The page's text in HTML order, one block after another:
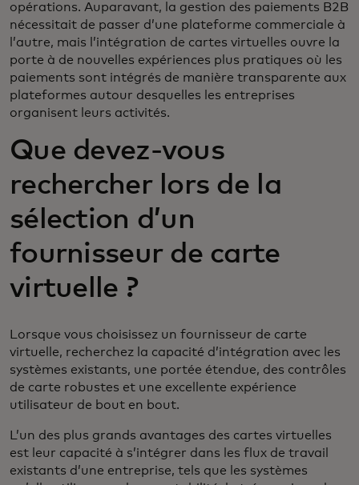
opérations. Auparavant, la gestion des paiements B2B
nécessitait de passer d’une plateforme commerciale à
l’autre, mais l’intégration de cartes virtuelles ouvre la
porte à de nouvelles expériences plus pratiques où les
paiements sont intégrés de manière transparente aux
plateformes autour desquelles les entreprises
organisent leurs activités.
Que devez-vous
rechercher lors de la
sélection d’un
fournisseur de carte
virtuelle ?
Lorsque vous choisissez un fournisseur de carte
virtuelle, recherchez la capacité d’intégration avec les
systèmes existants, une portée étendue, des contrôles
de carte robustes et une excellente expérience
utilisateur de bout en bout.
L’un des plus grands avantages des cartes virtuelles
est leur capacité à s’intégrer dans les flux de travail
existants d’une entreprise, tels que les systèmes